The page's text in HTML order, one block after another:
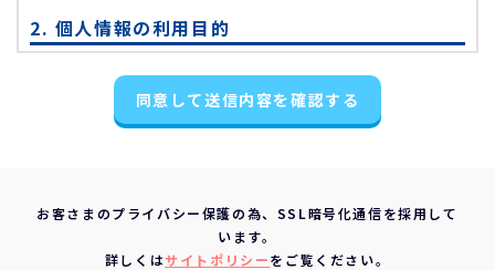
2. 個人情報の利用目的
不動産物件の調査
お申込の受付と管理
サービス内容の分析、向上
3. 個人情報の第三者への提供について
同意して送信内容を確認する
お客さまのプライバシー保護の為、SSL暗号化通信を採用して
います。
詳しくはサイトポリシーをご覧ください。